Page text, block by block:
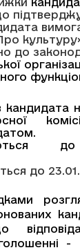
до
кандидата
до
-